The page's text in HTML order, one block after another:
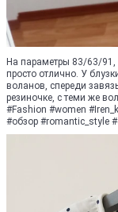
На параметры 83/63/
просто отлично. У
воланов, спереди
резиночке, с теми же
#Fashion #women
#обзор #romantic_style